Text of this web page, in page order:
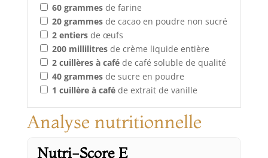
60 grammesde farine
20 grammesde cacao en poudre non sucré
2 entiersde œufs
200 millilitresde crème liquide entière
2 cuillères à caféde café soluble de qualité
40 grammesde sucre en poudre
1 cuillère à caféde extrait de vanille
Analyse nutritionnelle
Nutri-Score E